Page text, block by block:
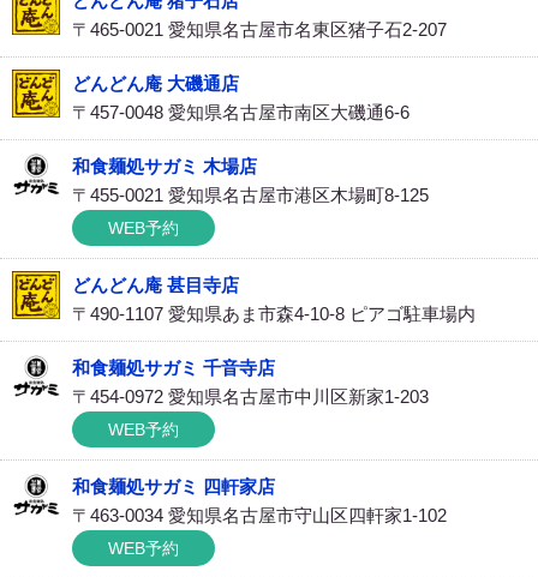
〒465-0021 愛知県名古屋市名東区猪子石2-207
どんどん庵 大磯通店
〒457-0048 愛知県名古屋市南区大磯通6-6
和食麺処サガミ 木場店
〒455-0021 愛知県名古屋市港区木場町8-125
WEB予約
どんどん庵 甚目寺店
〒490-1107 愛知県あま市森4-10-8 ピアゴ駐車場内
和食麺処サガミ 千音寺店
〒454-0972 愛知県名古屋市中川区新家1-203
WEB予約
和食麺処サガミ 四軒家店
〒463-0034 愛知県名古屋市守山区四軒家1-102
WEB予約